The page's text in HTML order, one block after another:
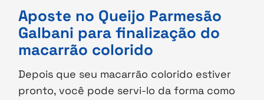
Aposte no Queijo Parmesão
Galbani para finalização do
macarrão colorido
Depois que seu macarrão colorido estiver
pronto, você pode servi-lo da forma como